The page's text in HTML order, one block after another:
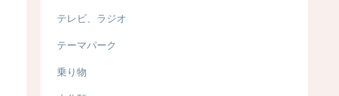
テレビ、ラジオ
テーマパーク
乗り物